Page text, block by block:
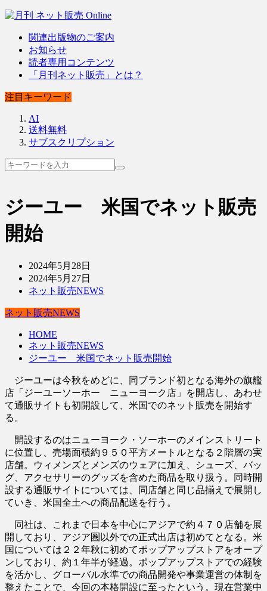
関連出版物のご案内
お知らせ
読者専用コンテンツ
「月刊ネット販売」とは？
注目キーワード
AI
送料無料
サブスクリプション
ジーユー 米国でネット販売
開始
2024年5月28日
2024年5月27日
ネット販売NEWS
ネット販売NEWS
HOME
ネット販売NEWS
ジーユー 米国でネット販売開始
ジーユーは今秋をめどに、同ブランド初となる海外の旗艦
店「ジーユーソーホー ニューヨーク店」を開店し、あわせ
て通販サイトも初開設して、米国でのネット販売を開始す
る。
開設するのはニューヨーク・ソーホーのメインストリート
に位置し、売場面積約９５０平方メートルとなる２階層の実
店舗。ウィメンズとメンズのウェアに加え、シューズ、バッ
グ、アクセサリーのグッズを含めた商品を取り扱う。同時開
設する通販サイトについては、同店舗と同じ品揃えで展開し
ていき、米国全土への商品配送を行う。
同社は、これまで日本を中心にアジアで約４７０店舗を展
開しており、アジア圏以外での正式出店は初めてとなる。米
国については２２年秋に初めてポップアップストアをオープ
ンしており、約１年半が経過。ポップアップストアでの経験
を活かし、グローバル水準での商品開発や事業運営の体制を
整えたことで、今回の本格開設に至ったという。現在営業中